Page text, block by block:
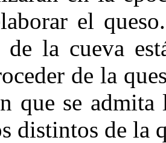
el
de la cueva
de la
que se
distintos de la